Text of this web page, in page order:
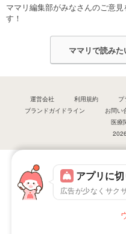
アプリに
広告が少なくサク
ママリ編集部がみなさんのご意
す！
ママリで読みた
運営会社 利用規約 プ
ブランドガイドライン
お問い
医療